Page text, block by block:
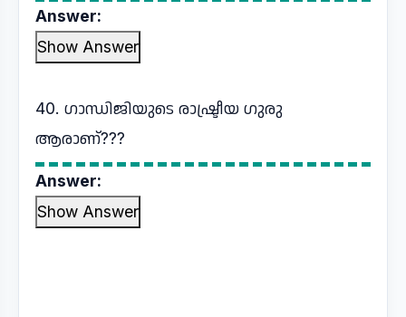
Answer:
Show Answer
40. ഗാന്ധിജിയുടെ രാഷ്ട്രീയ ഗുരു
ആരാണ്???
Answer:
Show Answer